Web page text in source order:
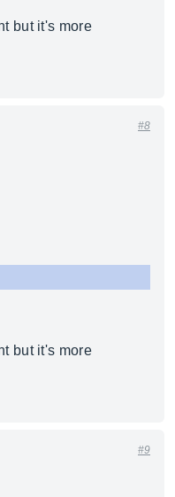
but it's more
#8
but it's more
#9